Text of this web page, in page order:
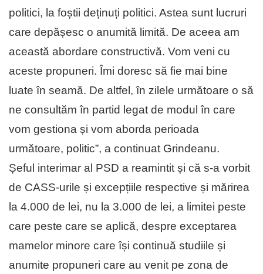
politici, la foștii deținuți politici. Astea sunt lucruri
care depășesc o anumită limită. De aceea am
această abordare constructivă. Vom veni cu
aceste propuneri. Îmi doresc să fie mai bine
luate în seamă. De altfel, în zilele următoare o să
ne consultăm în partid legat de modul în care
vom gestiona și vom aborda perioada
următoare, politic”, a continuat Grindeanu.
Șeful interimar al PSD a reamintit și că s-a vorbit
de CASS-urile și excepțiile respective și mărirea
la 4.000 de lei, nu la 3.000 de lei, a limitei peste
care peste care se aplică, despre exceptarea
mamelor minore care își continuă studiile și
anumite propuneri care au venit pe zona de